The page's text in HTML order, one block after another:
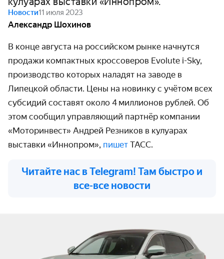
Новости11 июля 2023
Александр Шохинов
В конце августа на российском рынке начнутся
продажи компактных кроссоверов Evolute i-Sky,
производство которых наладят на заводе в
Липецкой области. Цены на новинку с учётом всех
субсидий составят около 4 миллионов рублей. Об
этом сообщил управляющий партнёр компании
«Моторинвест» Андрей Резников в кулуарах
выставки «Иннопром», пишет ТАСС.
Читайте нас в Telegram! Там быстро и
все-все новости